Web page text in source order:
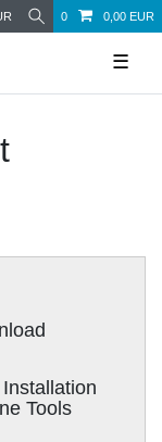
0 0,00 EUR
☰
Tools